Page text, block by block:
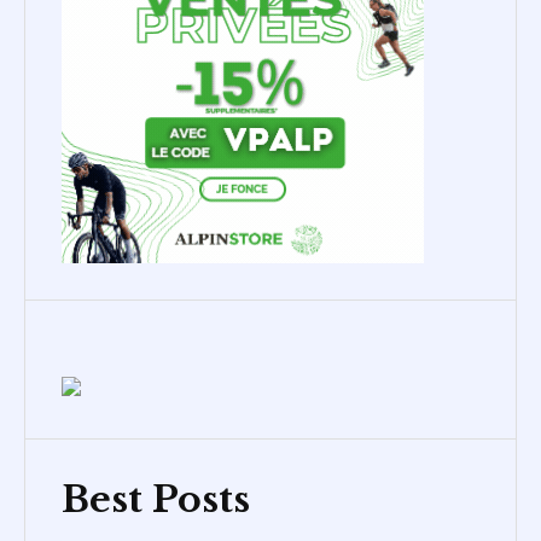
Best Posts